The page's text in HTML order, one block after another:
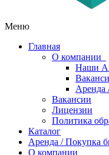
Меню
Главная
О компании
Наши
Аренда
Вакансии
Лицензии
Политика
Каталог
Аренда / Покупка
О компании